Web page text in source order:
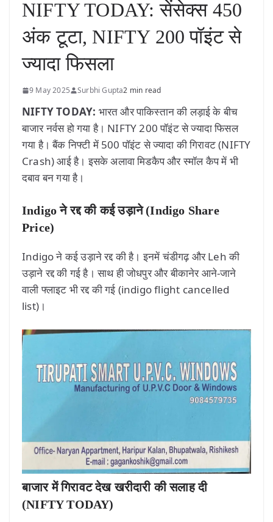
NIFTY TODAY: सेंसेक्स 450
अंक टूटा, NIFTY 200 पॉइंट से
ज्यादा फिसला
9 May 2025 Surbhi Gupta2 min read
NIFTY TODAY: भारत और पाकिस्तान की लड़ाई के बीच
बाजार नर्वस हो गया है। NIFTY 200 पॉइंट से ज्यादा फिसल
गया है। बैंक निफ्टी में 500 पॉइंट से ज्यादा की गिरावट (NIFTY
Crash) आई है। इसके अलावा मिडकैप और स्मॉल कैप में भी
दबाव बन गया है।
Indigo ने रद्द की कई उड़ाने (Indigo Share
Price)
Indigo ने कई उड़ाने रद्द की है। इनमें चंडीगढ़ और Leh की
उड़ाने रद्द की गई है। साथ ही जोधपुर और बीकानेर आने-जाने
वाली फ्लाइट भी रद्द की गई (indigo flight cancelled
list)।
बाजार में गिरावट देख खरीदारी की सलाह दी
(NIFTY TODAY)